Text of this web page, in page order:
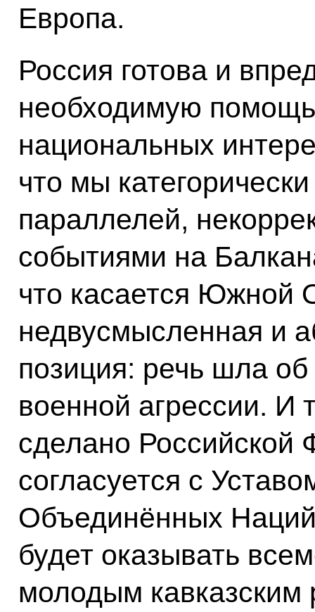
Европа.
Россия готова и
необходимую
национальных
что мы
параллелей,
событиями на
что касается Южной
недвусмысленная и
позиция: речь шла
военной агрессии. И
сделано Российской
согласуется с
Объединённых
будет оказывать
молодым кавказским